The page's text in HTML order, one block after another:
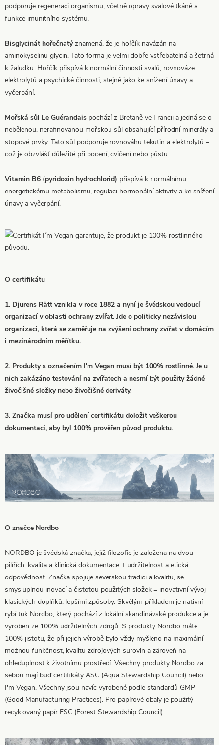
podporuje regeneraci organismu, včetně opravy svalové tkáně a
funkce imunitního systému.
Bisglycinát hořečnatýznamená, že je hořčík navázán na
aminokyselinu glycin. Tato forma je velmi dobře vstřebatelná a šetrná
k žaludku. Hořčík přispívá k normální činnosti svalů, rovnováze
elektrolytů a psychické činnosti, stejně jako ke snížení únavy a
vyčerpání.
Mořská sůl Le Guérandais pochází z Bretaně ve Francii a jedná se o
nebělenou, nerafinovanou mořskou sůl obsahující přírodní minerály a
stopové prvky. Tato sůl podporuje rovnováhu tekutin a elektrolytů –
což je obzvlášť důležité při pocení, cvičení nebo půstu.
Vitamin B6 (pyridoxin hydrochlorid) přispívá k normálnímu
energetickému metabolismu, regulaci hormonální aktivity a ke snížení
únavy a vyčerpání.
O certifikátu
1. Djurens Rätt vznikla v roce 1882 a nyní je švédskou vedoucí
organizací v oblasti ochrany zvířat. Jde o politicky nezávislou
organizaci, která se zaměřuje na zvýšení ochrany zvířat v domácím
i mezinárodním měřítku.
2. Produkty s označením I'm Vegan musí být 100% rostlinné. Je u
nich zakázáno testování na zvířatech a nesmí být použity žádné
živočišné složky nebo živočišné deriváty.
3. Značka musí pro udělení certifikátu doložit veškerou
dokumentaci, aby byl 100% prověřen původ produktu.
O značce Nordbo
NORDBO je švédská značka, jejíž filozofie je založena na dvou
pilířích: kvalita a klinická dokumentace + udržitelnost a etická
odpovědnost. Značka spojuje severskou tradici a kvalitu, se
smysluplnou inovací a čistotou použitých složek = inovativní vývoj
klasických doplňků, lepšími způsoby. Skvělým příkladem je nativní
rybí tuk Nordbo, který pochází z lokální skandinávské produkce a je
vyroben ze 100% udržitelných zdrojů. S produkty Nordbo máte
100% jistotu, že při jejich výrobě bylo vždy myšleno na maximální
možnou funkčnost, kvalitu zdrojových surovin a zároveň na
ohleduplnost k životnímu prostředí. Všechny produkty Nordbo za
sebou mají buď certifikáty ASC (Aqua Stewardship Council) nebo
I'm Vegan. Všechny jsou navíc vyrobené podle standardů GMP
(Good Manufacturing Practices). Pro papírové obaly je použitý
recyklovaný papír FSC (Forest Stewardship Council).